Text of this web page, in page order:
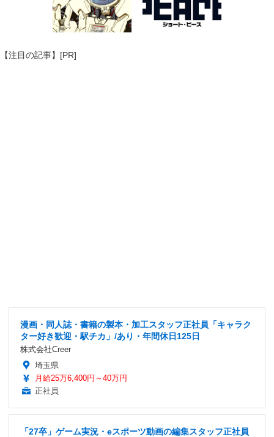
【注目の記事】[PR]
漫画・同人誌・書籍の製本・加工スタッフ正社員「キャラク
ター好き歓迎・駅チカ」/あり・年間休日125日
株式会社Creer
埼玉県
月給25万6,400円～40万円
正社員
「27卒」ゲーム実況・eスポーツ動画の編集スタッフ正社員